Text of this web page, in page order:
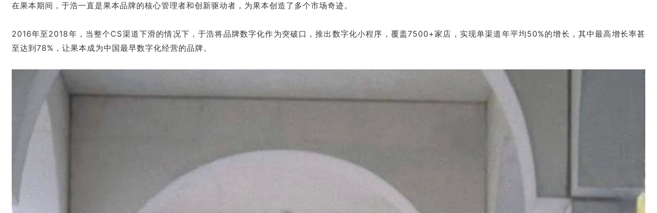
在果本期间，于浩一直是果本品牌的核心管理者和创新驱动者，为果本创造了多个市场奇迹。
2016年至2018年，当整个CS渠道下滑的情况下，于浩将品牌数字化作为突破口，推出数字化小程序，覆盖7500+家店，实现单渠道年平均50%的增长，其中最高增长率甚
至达到78%，让果本成为中国最早数字化经营的品牌。